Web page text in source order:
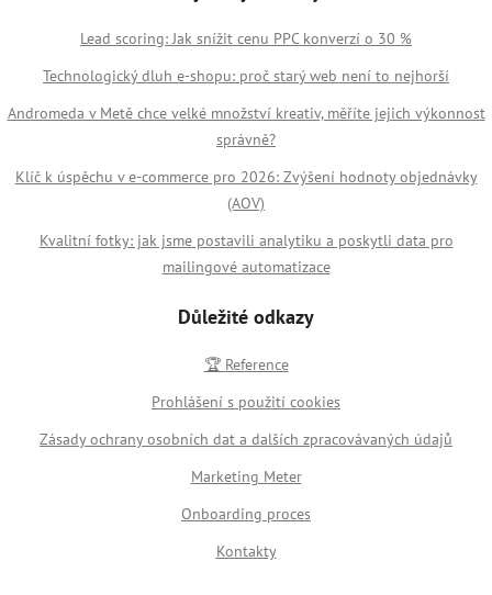
Lead scoring: Jak snížit cenu PPC konverzí o 30 %
Technologický dluh e-shopu: proč starý web není to nejhorší
Andromeda v Metě chce velké množství kreativ, měříte jejich výkonnost
správně?
Klíč k úspěchu v e-commerce pro 2026: Zvýšení hodnoty objednávky
(AOV)
Kvalitní fotky: jak jsme postavili analytiku a poskytli data pro
mailingové automatizace
Důležité odkazy
🏆 Reference
Prohlášení s použití cookies
Zásady ochrany osobních dat a dalších zpracovávaných údajů
Marketing Meter
Onboarding proces
Kontakty